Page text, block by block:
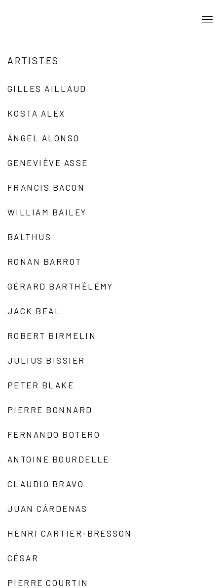
ARTISTES
GILLES AILLAUD
KOSTA ALEX
ÁNGEL ALONSO
GENEVIÈVE ASSE
FRANCIS BACON
WILLIAM BAILEY
BALTHUS
RONAN BARROT
GÉRARD BARTHÉLÉMY
JACK BEAL
ROBERT BIRMELIN
JULIUS BISSIER
PETER BLAKE
PIERRE BONNARD
FERNANDO BOTERO
ANTOINE BOURDELLE
CLAUDIO BRAVO
JUAN CÁRDENAS
HENRI CARTIER-BRESSON
CÉSAR
PIERRE COURTIN